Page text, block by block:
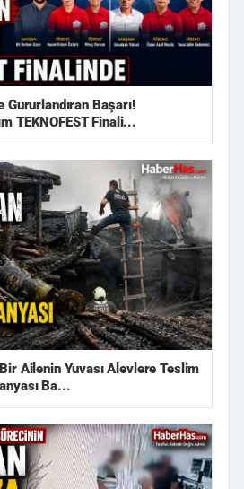
Başarı!
TEKNOFEST Finali...
Ailenin Yuvası Alevlere Teslim
Ba...